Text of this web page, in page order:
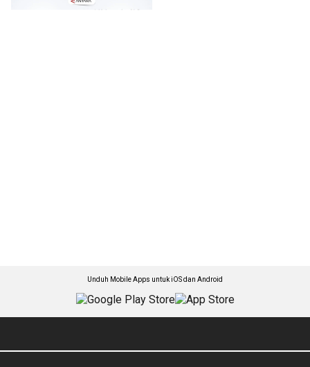
Unduh Mobile Apps untuk iOS dan Android